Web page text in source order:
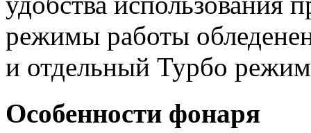
режимы работы
и отдельный Турбо
Особенности фонаря